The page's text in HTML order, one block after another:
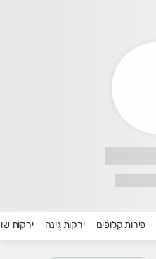
של הירקות של הרצל :)
פירות קלופים ירקות גינה ירקות